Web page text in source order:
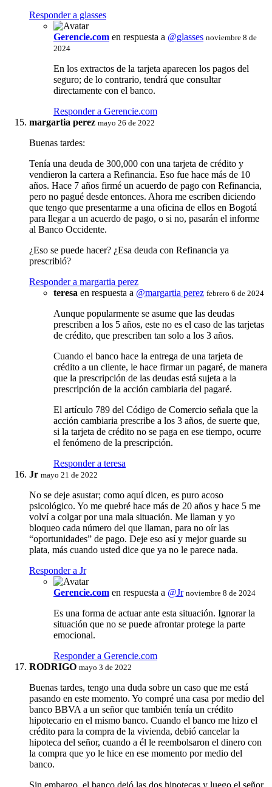
Responder a glasses
Gerencie.com en respuesta a @glasses noviembre 8 de
2024
En los extractos de la tarjeta aparecen los pagos del
seguro; de lo contrario, tendrá que consultar
directamente con el banco.
Responder a Gerencie.com
margartia perez mayo 26 de 2022
Buenas tardes:
Tenía una deuda de 300,000 con una tarjeta de crédito y
vendieron la cartera a Refinancia. Eso fue hace más de 10
años. Hace 7 años firmé un acuerdo de pago con Refinancia,
pero no pagué desde entonces. Ahora me escriben diciendo
que tengo que presentarme a una oficina de ellos en Bogotá
para llegar a un acuerdo de pago, o si no, pasarán el informe
al Banco Occidente.
¿Eso se puede hacer? ¿Esa deuda con Refinancia ya
prescribió?
Responder a margartia perez
teresa en respuesta a @margartia perez febrero 6 de 2024
Aunque popularmente se asume que las deudas
prescriben a los 5 años, este no es el caso de las tarjetas
de crédito, que prescriben tan solo a los 3 años.
Cuando el banco hace la entrega de una tarjeta de
crédito a un cliente, le hace firmar un pagaré, de manera
que la prescripción de las deudas está sujeta a la
prescripción de la acción cambiaria del pagaré.
El artículo 789 del Código de Comercio señala que la
acción cambiaria prescribe a los 3 años, de suerte que,
si la tarjeta de crédito no se paga en ese tiempo, ocurre
el fenómeno de la prescripción.
Responder a teresa
Jr mayo 21 de 2022
No se deje asustar; como aquí dicen, es puro acoso
psicológico. Yo me quebré hace más de 20 años y hace 5 me
volví a colgar por una mala situación. Me llaman y yo
bloqueo cada número del que llaman, para no oír las
“oportunidades” de pago. Deje eso así y mejor guarde su
plata, más cuando usted dice que ya no le parece nada.
Responder a Jr
Gerencie.com en respuesta a @Jr noviembre 8 de 2024
Es una forma de actuar ante esta situación. Ignorar la
situación que no se puede afrontar protege la parte
emocional.
Responder a Gerencie.com
RODRIGO mayo 3 de 2022
Buenas tardes, tengo una duda sobre un caso que me está
pasando en este momento. Yo compré una casa por medio del
banco BBVA a un señor que también tenía un crédito
hipotecario en el mismo banco. Cuando el banco me hizo el
crédito para la compra de la vivienda, debió cancelar la
hipoteca del señor, cuando a él le reembolsaron el dinero con
la compra que yo le hice en ese momento por medio del
banco.
Sin embargo, el banco dejó las dos hipotecas y luego el señor,